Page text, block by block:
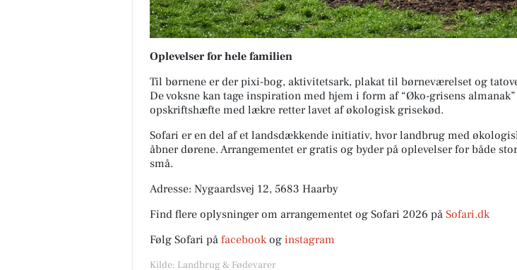
Oplevelser for hele familien
Til børnene er der pixi-bog, aktivitetsark, plakat til børneværelset og
De voksne kan tage inspiration med hjem i form af “Øko-grisens almanak”
opskriftshæfte med lækre retter lavet af økologisk grisekød.
Sofari er en del af et landsdækkende initiativ, hvor landbrug med
åbner dørene. Arrangementet er gratis og byder på oplevelser for både
små.
Adresse: Nygaardsvej 12, 5683 Haarby
Find flere oplysninger om arrangementet og Sofari 2026 på Sofari.dk
Følg Sofari på facebookog instagram
Kilde: Landbrug & Fødevarer